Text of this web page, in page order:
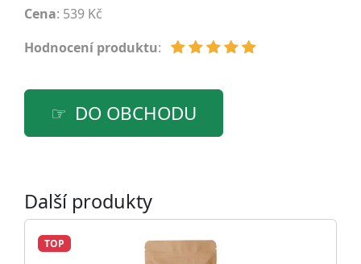
Cena: 539 Kč
Hodnocení produktu:
DO OBCHODU
Další produkty
TOP